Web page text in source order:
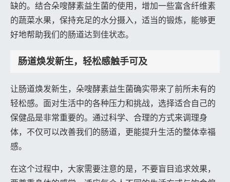
缺的。结合朵嗖酵素益生菌的使用，增加一些富含纤维素
的蔬菜水果，保持充足的水分摄入，适当的锻炼，能够更
好地帮助我们的肠道达到佳状态。
肠道焕发新生，轻松感触手可及
让肠道焕发新生，朵嗖酵素益生菌确实带来了前所未有的
轻松感。面对生活中的各种压力和挑战，选择适合自己的
保健品是非常重要的。通过科学、合理的方式来调理身
体，不仅可以改善我们的肠道，更能提升生活的整体幸福
感。
在这个过程中，大家需要注意的是，不要盲目追求效果，